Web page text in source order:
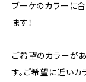
ブーケのカラーに
ます！
ご希望のカラーが
す。ご希望に近いカ